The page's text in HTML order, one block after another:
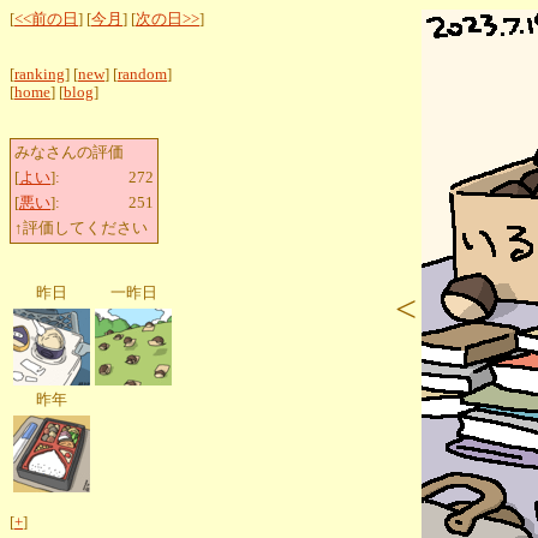
[<<前の日 ] [今月 ] [次の日>>]
[ranking] [new] [random]
[home] [blog]
みなさんの評価
[よい]:
272
[悪い]:
251
↑評価してください
昨日 一昨日
昨年
[+]
<